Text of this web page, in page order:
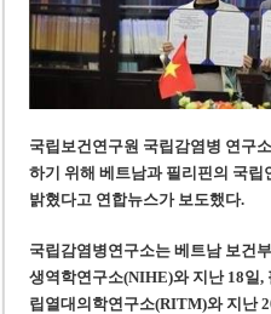
국립보건연구원 국립감염병 연구
하기 위해 베트남과 필리핀의 국
밝혔다고 연합뉴스가 보도했다.
국립감염병연구소는 베트남 보건
생역학연구소(NIHE)와 지난 18일,
립열대의학연구소(RITM)와 지난